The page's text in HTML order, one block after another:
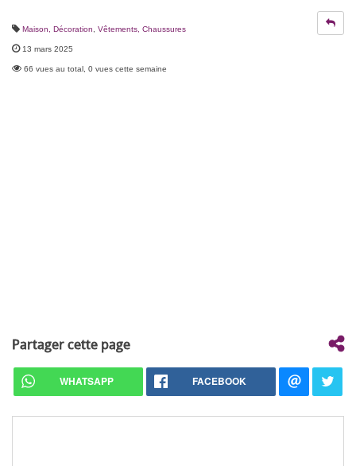
Maison, Décoration Vêtements, Chaussures
13 mars 2025
66 vues au total, 0 vues cette semaine
Partager cette page
WHATSAPP FACEBOOK